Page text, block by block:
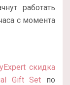
работать
с момента
cкидка
Gift Set по